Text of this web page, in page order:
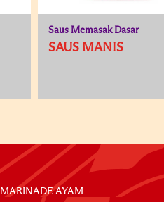
Saus Memasak Dasar
SAUS MANIS
MARINADE AYAM